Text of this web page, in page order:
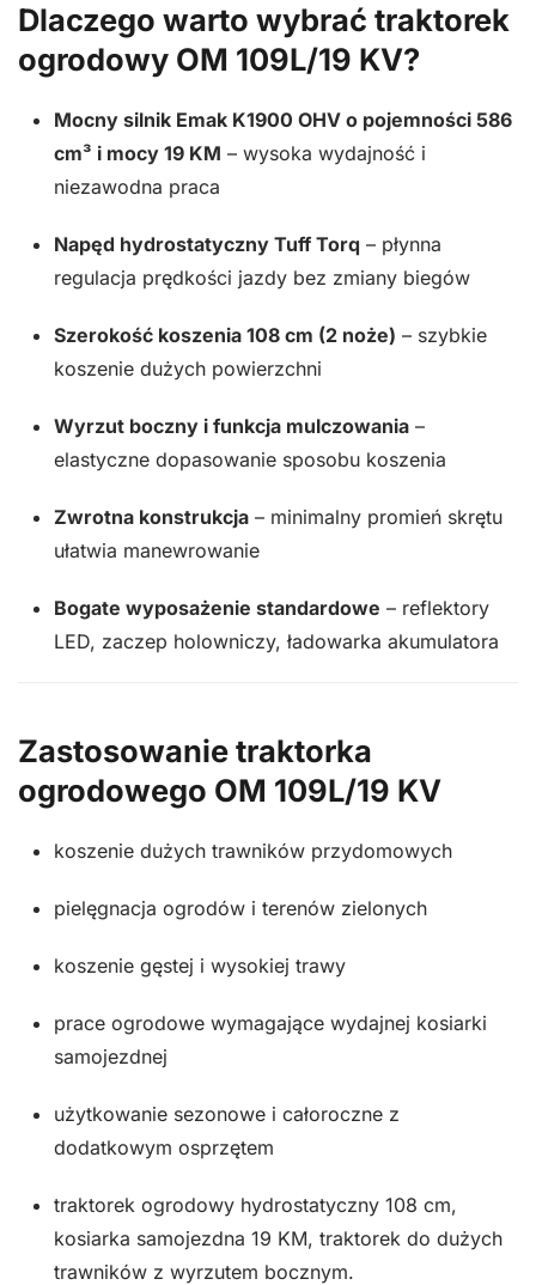
Dlaczego warto wybrać traktorek
ogrodowy OM 109L/19 KV?
Mocny silnik Emak K1900 OHV o pojemności 586
cm³ i mocy 19 KM – wysoka wydajność i
niezawodna praca
Napęd hydrostatyczny Tuff Torq – płynna
regulacja prędkości jazdy bez zmiany biegów
Szerokość koszenia 108 cm (2 noże) – szybkie
koszenie dużych powierzchni
Wyrzut boczny i funkcja mulczowania –
elastyczne dopasowanie sposobu koszenia
Zwrotna konstrukcja – minimalny promień skrętu
ułatwia manewrowanie
Bogate wyposażenie standardowe – reflektory
LED, zaczep holowniczy, ładowarka akumulatora
Zastosowanie traktorka
ogrodowego OM 109L/19 KV
koszenie dużych trawników przydomowych
pielęgnacja ogrodów i terenów zielonych
koszenie gęstej i wysokiej trawy
prace ogrodowe wymagające wydajnej kosiarki
samojezdnej
użytkowanie sezonowe i całoroczne z
dodatkowym osprzętem
traktorek ogrodowy hydrostatyczny 108 cm,
kosiarka samojezdna 19 KM, traktorek do dużych
trawników z wyrzutem bocznym.